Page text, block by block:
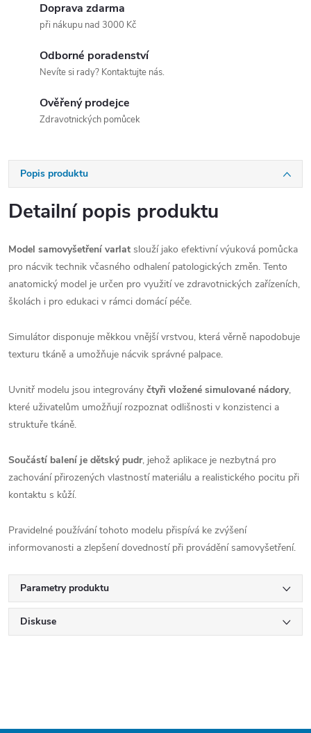
Doprava zdarma
při nákupu nad 3000 Kč
Odborné poradenství
Nevíte si rady? Kontaktujte nás.
Ověřený prodejce
Zdravotnických pomůcek
Popis produktu
Detailní popis produktu
Model samovyšetření varlat slouží jako efektivní výuková pomůcka
pro nácvik technik včasného odhalení patologických změn. Tento
anatomický model je určen pro využití ve zdravotnických zařízeních,
školách i pro edukaci v rámci domácí péče.
Simulátor disponuje měkkou vnější vrstvou, která věrně napodobuje
texturu tkáně a umožňuje nácvik správné palpace.
Uvnitř modelu jsou integrovány čtyři vložené simulované nádory,
které uživatelům umožňují rozpoznat odlišnosti v konzistenci a
struktuře tkáně.
Součástí balení je dětský pudr, jehož aplikace je nezbytná pro
zachování přirozených vlastností materiálu a realistického pocitu při
kontaktu s kůží.
Pravidelné používání tohoto modelu přispívá ke zvýšení
informovanosti a zlepšení dovedností při provádění samovyšetření.
Parametry produktu
Diskuse